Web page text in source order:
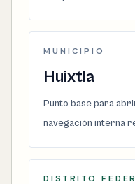
MUNICIPIO
Huixtla
Punto base para
navegación interna
DISTRITO